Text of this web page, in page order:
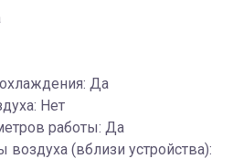
Да
Нет
работы: Да
(вблизи устройства):